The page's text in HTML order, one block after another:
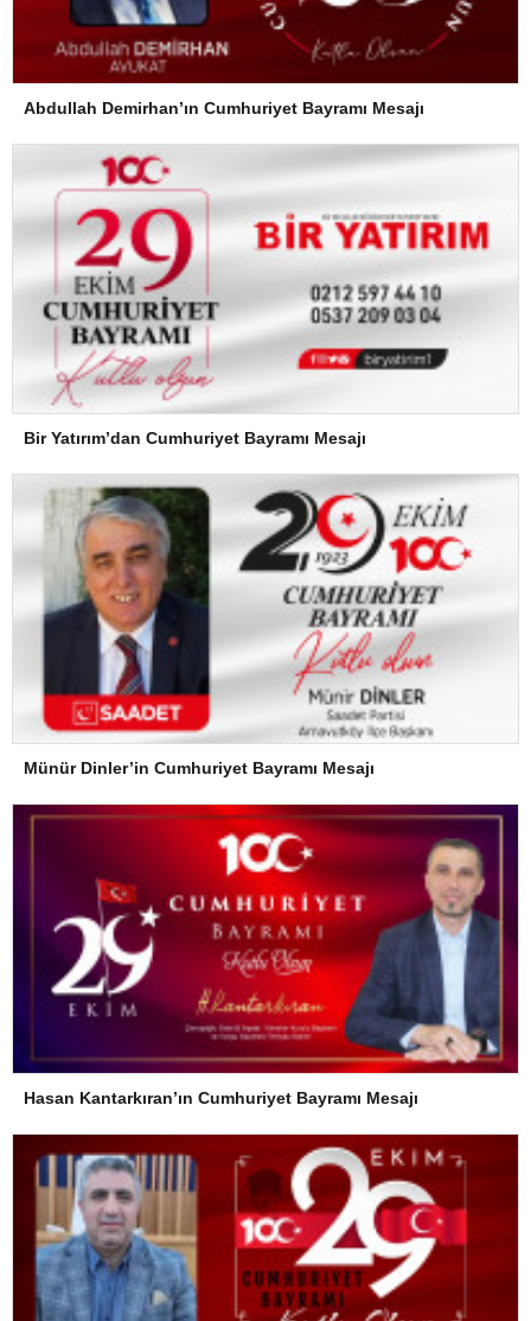
Abdullah Demirhan’ın Cumhuriyet Bayramı Mesajı
Bir Yatırım’dan Cumhuriyet Bayramı Mesajı
Münür Dinler’in Cumhuriyet Bayramı Mesajı
Hasan Kantarkıran’ın Cumhuriyet Bayramı Mesajı